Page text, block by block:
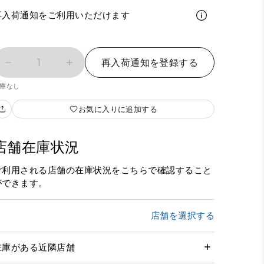
入荷通知をご利用いただけます
1 再入荷通知を登録する
なし
お気に入りに追加する
舗在庫状況
利用される店舗の在庫状況をこちらで確認すること
きます。
店舗を選択する
庫がある近隣店舗